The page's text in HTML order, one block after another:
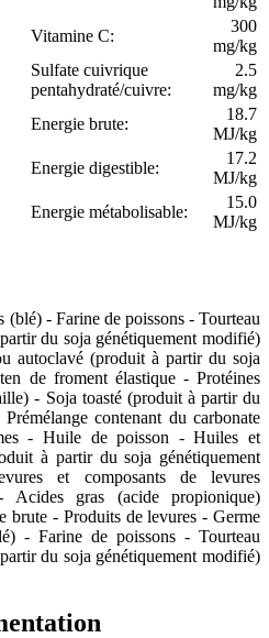
Vitamine C:
300
mg/kg
Sulfate cuivrique
pentahydraté/cuivre:
2.5
mg/kg
Energie brute:
18.7
MJ/kg
Energie digestible:
17.2
MJ/kg
Energie métabolisable:
15.0
MJ/kg
(blé) - Farine de poissons - Tourteau
du soja génétiquement modifié)
autoclavé (produit à partir du soja
de froment élastique - Protéines
- Soja toasté (produit à partir du
contenant du carbonate
- Huile de poisson - Huiles et
à partir du soja génétiquement
et composants de levures
Acides gras (acide propionique)
brute - Produits de levures - Germe
- Farine de poissons - Tourteau
du soja génétiquement modifié)